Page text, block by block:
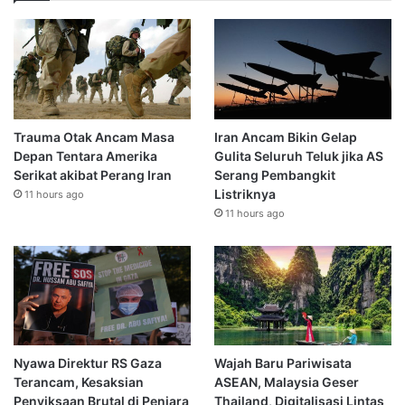
Trauma Otak Ancam Masa
Depan Tentara Amerika
Serikat akibat Perang Iran
11 hours ago
Iran Ancam Bikin Gelap
Gulita Seluruh Teluk jika AS
Serang Pembangkit
Listriknya
11 hours ago
Nyawa Direktur RS Gaza
Terancam, Kesaksian
Penyiksaan Brutal di Penjara
Wajah Baru Pariwisata
ASEAN, Malaysia Geser
Thailand, Digitalisasi Lintas